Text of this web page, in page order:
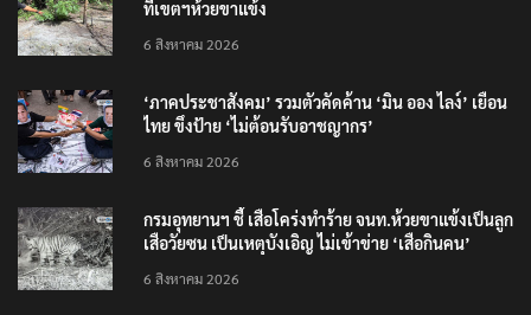
ที่เขตฯห้วยขาแข้ง
6 สิงหาคม 2026
‘ภาคประชาสังคม’ รวมตัวคัดค้าน ‘มิน ออง ไลง์’ เยือน
ไทย ขึงป้าย ‘ไม่ต้อนรับอาชญากร’
6 สิงหาคม 2026
กรมอุทยานฯ ชี้ เสือโคร่งทำร้าย จนท.ห้วยขาแข้งเป็นลูก
เสือวัยซน เป็นเหตุบังเอิญ ไม่เข้าข่าย ‘เสือกินคน’
6 สิงหาคม 2026